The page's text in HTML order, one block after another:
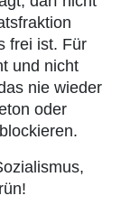
frei ist. Für
und nicht
nie wieder
oder